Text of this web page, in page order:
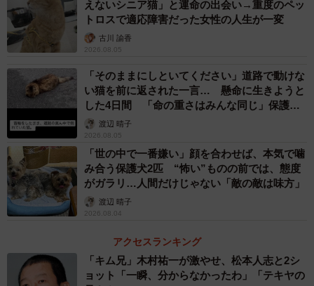
器用にのぞき見するひまりちゃん
2匹とも身体が冷えきっていたので、急いで身体を温めミル
クを飲ませた。夜になって母猫が戻ったかもしれないと思
い、金子さんは再び子猫を保護した場所に行ってみた。母
猫がいたら返すつもりだったが、やはり母猫の姿は見当た
らなかった。金子さんは他にも子猫が残っているかもしれ
ないと思い草むらを手で探ってみたら、3匹目の子猫が見つ
かった。その子猫はぐったりしていて、声をあげる力もな
1匹目と2匹目は元気にミルクを飲んだが、3匹目の子猫はな
かなか飲まなかった。それでも何日かすると飲むようにな
えないシニア猫」と運命の出会い→重度のペッ
トロスで適応障害だった女性の人生が一変
古川 諭香
2026.08.05
「そのままにしといてください」道路で動けな
い猫を前に返された一言… 懸命に生きようと
した4日間 「命の重さはみんな同じ」保護団
体代表の訴え
渡辺 晴子
2026.08.05
「世の中で一番嫌い」顔を合わせば、本気で噛
み合う保護犬2匹 “怖い”ものの前では、態度
がガラリ…人間だけじゃない「敵の敵は味方」
渡辺 晴子
2026.08.04
アクセスランキング
「キム兄」木村祐一が激やせ、松本人志と2シ
ョット「一瞬、分からなかったわ」「テキヤの